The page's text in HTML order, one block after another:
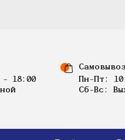
- 18:00
Пн-Пт:
Сб-Вс: